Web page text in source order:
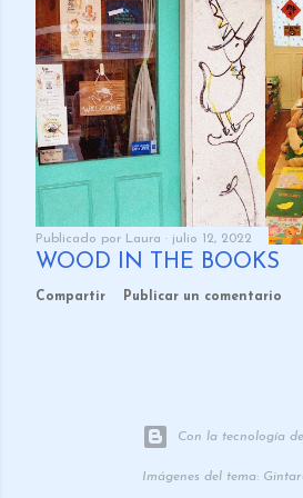
Publicado por Laura julio 12, 2022
WOOD IN THE BOOKS
Compartir Publicar un comentario
Con la tecnología
Imágenes del tema: